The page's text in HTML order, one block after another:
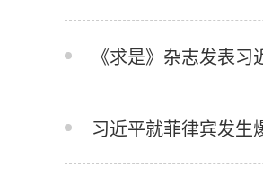
《求是》杂志发表
习近平就菲律宾发生